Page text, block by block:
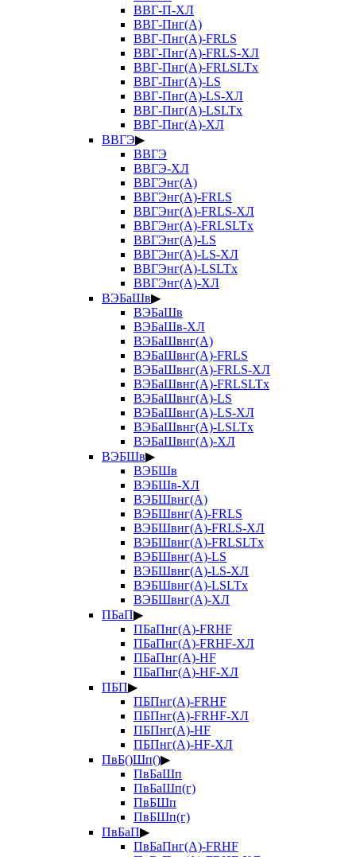
ВВГ-П-ХЛ
ВВГ-Пнг(А)
ВВГ-Пнг(А)-FRLS
ВВГ-Пнг(А)-FRLS-ХЛ
ВВГ-Пнг(А)-FRLSLTx
ВВГ-Пнг(А)-LS
ВВГ-Пнг(А)-LS-ХЛ
ВВГ-Пнг(А)-LSLTx
ВВГ-Пнг(А)-ХЛ
ВВГЭ▶
ВВГЭ
ВВГЭ-ХЛ
ВВГЭнг(А)
ВВГЭнг(А)-FRLS
ВВГЭнг(А)-FRLS-ХЛ
ВВГЭнг(А)-FRLSLTx
ВВГЭнг(А)-LS
ВВГЭнг(А)-LS-ХЛ
ВВГЭнг(А)-LSLTx
ВВГЭнг(А)-ХЛ
ВЭБаШв▶
ВЭБаШв
ВЭБаШв-ХЛ
ВЭБаШвнг(А)
ВЭБаШвнг(А)-FRLS
ВЭБаШвнг(А)-FRLS-ХЛ
ВЭБаШвнг(А)-FRLSLTx
ВЭБаШвнг(А)-LS
ВЭБаШвнг(А)-LS-ХЛ
ВЭБаШвнг(А)-LSLTx
ВЭБаШвнг(А)-ХЛ
ВЭБШв▶
ВЭБШв
ВЭБШв-ХЛ
ВЭБШвнг(А)
ВЭБШвнг(А)-FRLS
ВЭБШвнг(А)-FRLS-ХЛ
ВЭБШвнг(А)-FRLSLTx
ВЭБШвнг(А)-LS
ВЭБШвнг(А)-LS-ХЛ
ВЭБШвнг(А)-LSLTx
ВЭБШвнг(А)-ХЛ
ПБаП▶
ПБаПнг(А)-FRHF
ПБаПнг(А)-FRHF-ХЛ
ПБаПнг(А)-HF
ПБаПнг(А)-HF-ХЛ
ПБП▶
ПБПнг(А)-FRHF
ПБПнг(А)-FRHF-ХЛ
ПБПнг(А)-HF
ПБПнг(А)-HF-ХЛ
ПвБ()Шп()▶
ПвБаШп
ПвБаШп(г)
ПвБШп
ПвБШп(г)
ПвБаП▶
ПвБаПнг(А)-FRHF